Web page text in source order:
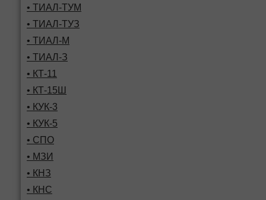
• ТИАЛ-ТУМ
• ТИАЛ-ТУЗ
• ТИАЛ-М
• ТИАЛ-З
• КТ-11
• КТ-15Ш
• КУК-3
• КУК-5
• СПО
• МЗИ
• КНЗ
• КНС